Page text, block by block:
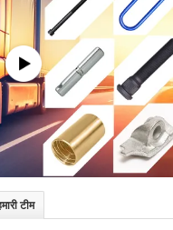
टीम